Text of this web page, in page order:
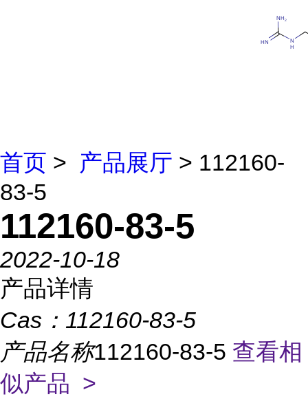
首页 > 产品展厅 > 112160-
83-5
112160-83-5
2022-10-18
产品详情
Cas： 112160-83-5
产品名称112160-83-5 查看相
似产品 >